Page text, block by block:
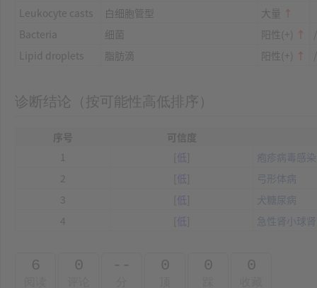
Leukocyte casts
白细胞管型 大量 ↑
Bacteria
细菌 阳性(+) ↑
Lipid droplets
脂肪滴 阳性(+) ↑
诊断结论（按可能性高低排序）
序号
可信度
1
低]
疱疹病毒感染
2
低]
弓形体病
3
低]
犬糖尿病
4
低] 急性肾小球
6 0 -- 0 0 0